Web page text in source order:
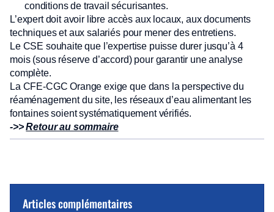
conditions de travail sécurisantes.
L’expert doit avoir libre accès aux locaux, aux documents
techniques et aux salariés pour mener des entretiens.
Le CSE souhaite que l’expertise puisse durer jusqu’à 4
mois (sous réserve d’accord) pour garantir une analyse
complète.
La CFE-CGC Orange exige que dans la perspective du
réaménagement du site, les réseaux d’eau alimentant les
fontaines soient systématiquement vérifiés.
->> Retour au sommaire
Articles complémentaires